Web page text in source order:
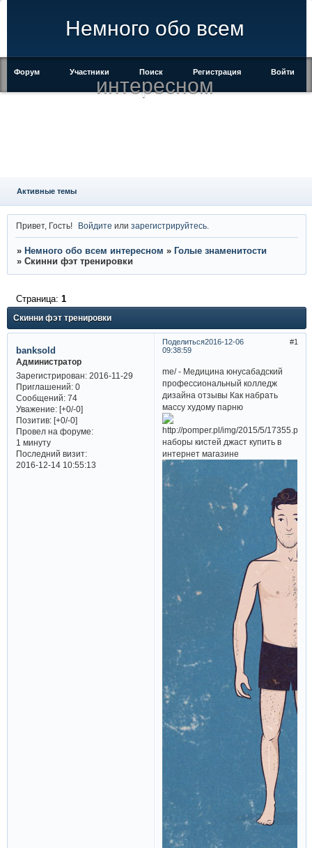
Немного обо всем
интересном
Форум Участники Поиск Регистрация Войти
Активные темы
Привет, Гость! Войдите илизарегистрируйтесь
» Немного обо всем интересном » Голые знаменитости
» Скинни фэт тренировки
Скинни фэт тренировки
Страница: 1
Поделиться 1
2016-12-06
09:38:59
banksold
Администратор
Зарегистрирован: 2016-11-29
Приглашений:0
Сообщений:74
Уважение: [+0/-0]
Позитив: [+0/-0]
Провел на форуме:
1 минуту
Последний визит:
2016-12-14 10:55:13
me/ - Медицина юнусабадский
профессиональный колледж
дизайна отзывы Как набрать
массу худому парню
наборы кистей джаст купить в
интернет магазине